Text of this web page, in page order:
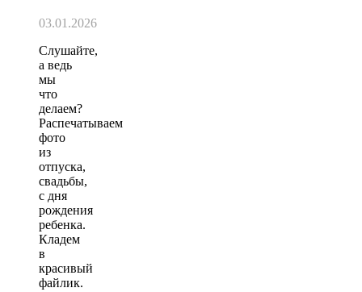
03.01.2026
Слушайте,
а ведь
мы
что
делаем?
Распечатываем
фото
из
отпуска,
свадьбы,
с дня
рождения
ребенка.
Кладем
в
красивый
файлик.